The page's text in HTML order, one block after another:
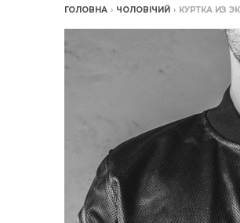
ГОЛОВНА › ЧОЛОВІЧИЙ › КУРТКА ИЗ